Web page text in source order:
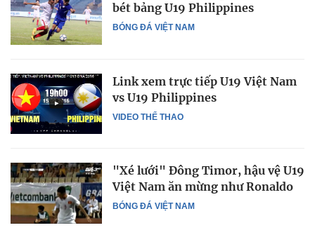
BÓNG ĐÁ VIỆT NAM
bét bảng U19 Philippines
VIDEO THỂ THAO
Link xem trực tiếp U19 Việt Nam
vs U19 Philippines
BÓNG ĐÁ VIỆT NAM
"Xé lưới" Đông Timor, hậu vệ U19
Việt Nam ăn mừng như Ronaldo